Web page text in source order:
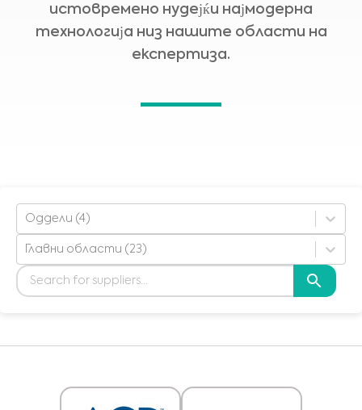
истовремено нудејќи најмодерна
технологија низ нашите области на
експертиза.
Оддели (4)
Главни области (23)